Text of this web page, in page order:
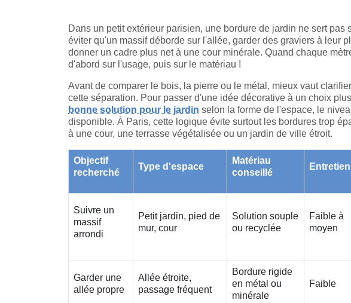
Dans un petit extérieur parisien, une bordure de jardin ne sert pas
éviter qu'un massif déborde sur l'allée, garder des graviers à leur
donner un cadre plus net à une cour minérale. Quand chaque
d'abord sur l'usage, puis sur le matériau !
Avant de comparer le bois, la pierre ou le métal, mieux vaut
cette séparation. Pour passer d'une idée décorative à un choix
bonne solution pour le jardin selon la forme de l'espace, le
disponible. À Paris, cette logique évite surtout les bordures trop
à une cour, une terrasse végétalisée ou un jardin de ville étroit.
Objectif
recherché
Type d'espace
Matériau
conseillé
Entretien
Suivre un
massif
arrondi
Petit jardin, pied de
mur, cour
Solution souple
ou recyclée
Faible à
moyen
Garder une
allée propre
Allée étroite,
passage fréquent
Bordure rigide
en métal ou
minérale
Faible